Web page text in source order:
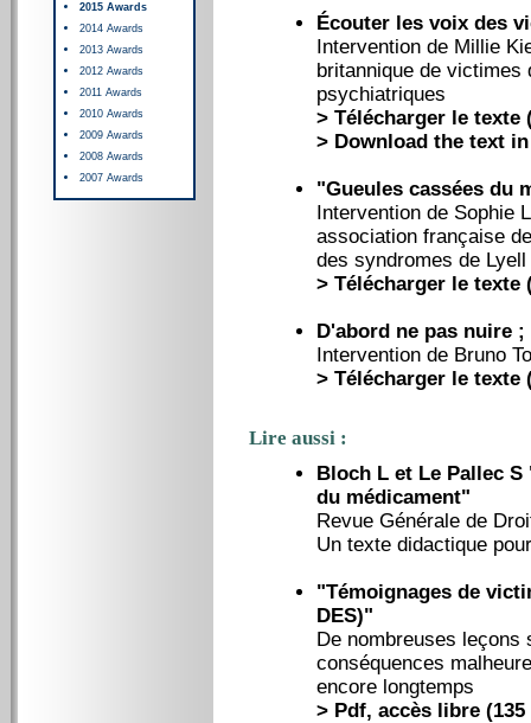
2015 Awards
2014 Awards
2013 Awards
2012 Awards
2011 Awards
2010 Awards
2009 Awards
2008 Awards
2007 Awards
Écouter les voix des
Intervention de Millie
britannique de victimes
psychiatriques
> Télécharger le texte
> Download the text
"Gueules cassées du
Intervention de Sophie
association française
des syndromes de
> Télécharger le texte
D'abord ne pas nuire
Intervention de Bruno
> Télécharger le texte
Lire aussi :
Bloch L et Le Pallec
du médicament"
Revue Générale de
Un texte didactique
"Témoignages de
DES)"
De nombreuses
conséquences
encore longtemps
> Pdf, accès libre (135